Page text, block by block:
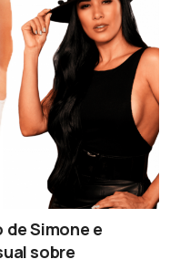
Simone e
sobre